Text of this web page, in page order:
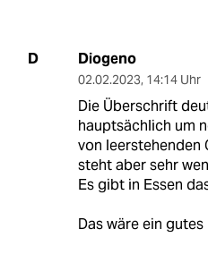
D Diogeno
02.02.2023, 14:14 Uhr
Die Überschrift
hauptsächlich um
von leerstehenden
steht aber sehr
Es gibt in Essen
Das wäre ein